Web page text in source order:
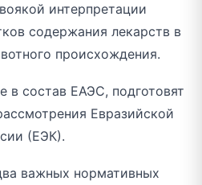
интерпретации
содержания лекарств в
происхождения.
в состав ЕАЭС, подготовят
Евразийской
(ЕЭК).
важных нормативных